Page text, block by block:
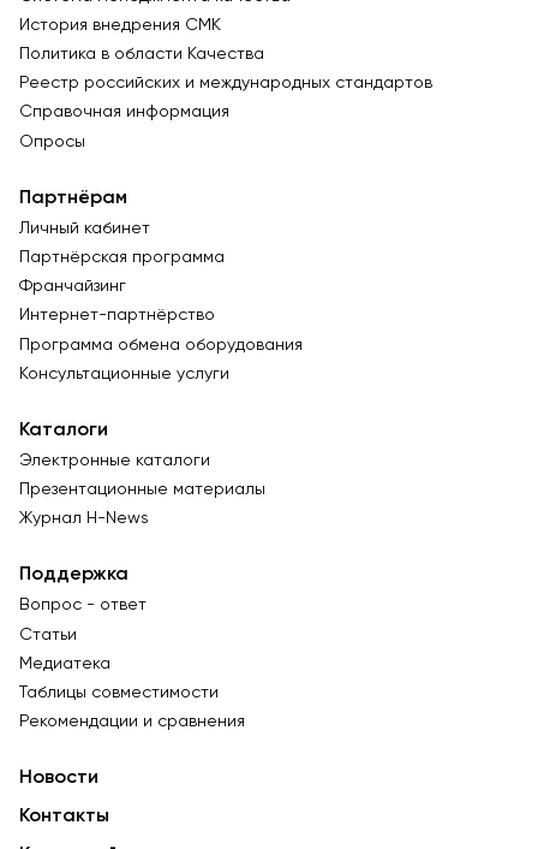
История внедрения СМК
Политика в области Качества
Реестр российских и международных стандартов
Справочная информация
Опросы
Партнёрам
Личный кабинет
Партнёрская программа
Франчайзинг
Интернет-партнёрство
Программа обмена оборудования
Консультационные услуги
Каталоги
Электронные каталоги
Презентационные материалы
Журнал Н-News
Поддержка
Вопрос - ответ
Статьи
Медиатека
Таблицы совместимости
Рекомендации и сравнения
Новости
Контакты